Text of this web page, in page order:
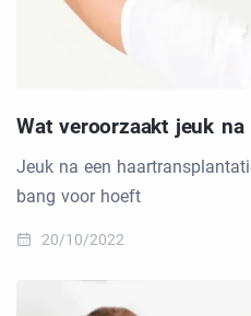
Wat veroorzaakt jeuk
Jeuk na een
bang voor hoeft
20/10/2022